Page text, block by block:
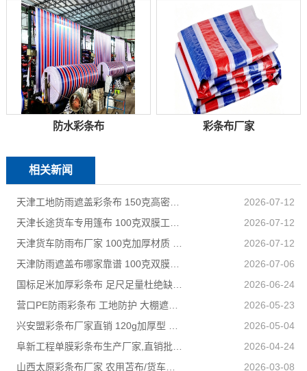
防水彩条布 彩条布厂家
相关新闻
天津工地防雨遮盖彩条布 150克高密度 基建施工防尘防水
2026-07-12
2026-07-12
2026-07-12
天津防雨遮盖布哪家靠谱 100克双膜加厚款适配高栏货车长途盖货
2026-07-06
国标足米加厚彩条布 足尺足量杜绝缺尺少米
2026-06-24
营口PE防雨彩条布 工地防护 大棚遮盖 3×50米 耐寒耐用
2026-05-23
2026-05-04
2026-04-24
山西太原彩条布厂家 农用苫布/货车篷布 支持来样加工定制
2026-03-08